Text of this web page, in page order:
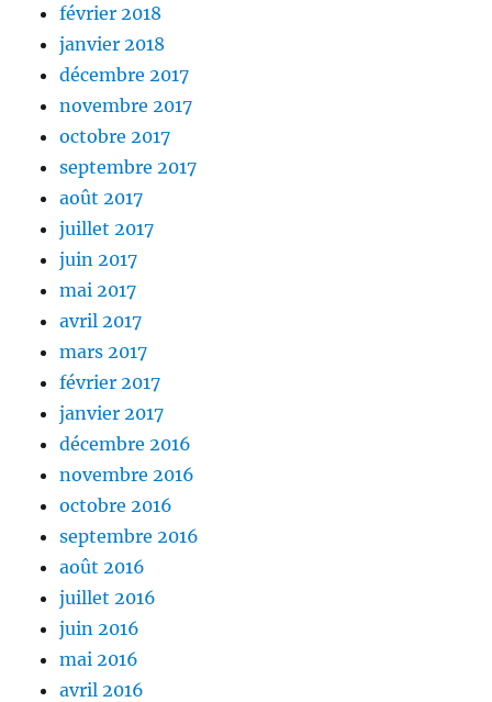
février 2018
janvier 2018
décembre 2017
novembre 2017
octobre 2017
septembre 2017
août 2017
juillet 2017
juin 2017
mai 2017
avril 2017
mars 2017
février 2017
janvier 2017
décembre 2016
novembre 2016
octobre 2016
septembre 2016
août 2016
juillet 2016
juin 2016
mai 2016
avril 2016